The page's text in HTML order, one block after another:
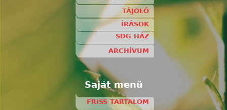
TÁJOLÓ
ÍRÁSOK
SDG HÁZ
ARCHÍVUM
Saját menü
FRISS TARTALOM